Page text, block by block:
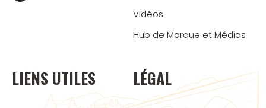
Vidéos
Hub de Marque et Médias
LIENS UTILES LÉGAL